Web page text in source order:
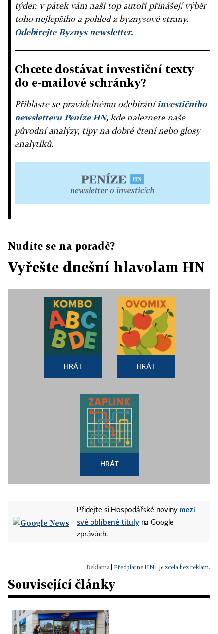
týden v pátek vám naši top autoři přinášejí výběr
toho nejlepšího a pohled z byznysové strany.
Odebírejte Byznys newsletter.
Chcete dostávat investiční texty
do e-mailové schránky?
Přihlaste se pravidelnému odebíráníinvestičního
newsletteru Peníze HN, kde naleznete naše
původní analýzy, tipy na dobré čtení nebo glosy
analytiků.
Nudíte se na poradě?
Vyřešte dnešní hlavolam HN
HRÁT HRÁT
HRÁT
Přidejte si Hospodářské noviny mezi
své oblíbené tituly na Google
zprávách.
Předplatné HN+ je zcela bez reklam.
Související články